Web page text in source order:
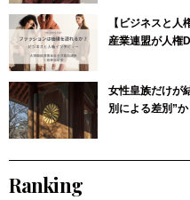
【ビジネスと
産業連盟が人権
女性皇族だけが
別による差別”か
Ranking